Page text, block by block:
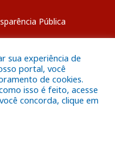
Pública
Municipal de Breves
sua experiência de
portal, você
de cookies.
isso é feito, acesse
concorda, clique em